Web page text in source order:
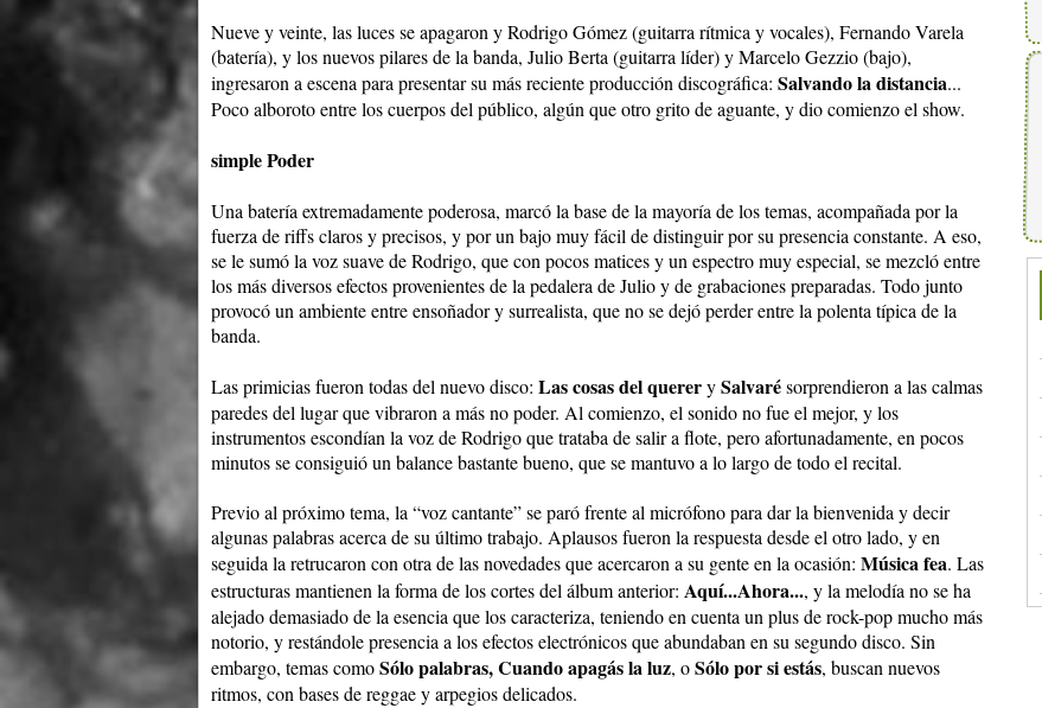
Nueve y veinte, las luces se apagaron y Rodrigo Gómez (guitarra rítmica y vocales), Fernando Varela
(batería), y los nuevos pilares de la banda, Julio Berta (guitarra líder) y Marcelo Gezzio (bajo),
ingresaron a escena para presentar su más reciente producción discográfica: Salvando la distancia...
Poco alboroto entre los cuerpos del público, algún que otro grito de aguante, y dio comienzo el show.
simple Poder
Una batería extremadamente poderosa, marcó la base de la mayoría de los temas, acompañada por la
fuerza de riffs claros y precisos, y por un bajo muy fácil de distinguir por su presencia constante. A eso,
se le sumó la voz suave de Rodrigo, que con pocos matices y un espectro muy especial, se mezcló entre
los más diversos efectos provenientes de la pedalera de Julio y de grabaciones preparadas. Todo junto
provocó un ambiente entre ensoñador y surrealista, que no se dejó perder entre la polenta típica de la
banda.
Las primicias fueron todas del nuevo disco: Las cosas del quererySalvarésorprendieron a las calmas
paredes del lugar que vibraron a más no poder. Al comienzo, el sonido no fue el mejor, y los
instrumentos escondían la voz de Rodrigo que trataba de salir a flote, pero afortunadamente, en pocos
minutos se consiguió un balance bastante bueno, que se mantuvo a lo largo de todo el recital.
Previo al próximo tema, la “voz cantante” se paró frente al micrófono para dar la bienvenida y decir
algunas palabras acerca de su último trabajo. Aplausos fueron la respuesta desde el otro lado, y en
seguida la retrucaron con otra de las novedades que acercaron a su gente en la ocasión: Música fea. Las
estructuras mantienen la forma de los cortes del álbum anterior: Aquí...Ahora..., y la melodía no se ha
alejado demasiado de la esencia que los caracteriza, teniendo en cuenta un plus de rock-pop mucho más
notorio, y restándole presencia a los efectos electrónicos que abundaban en su segundo disco. Sin
embargo, temas comoSólo palabras, Cuando apagás la luz, oSólo por si estás, buscan nuevos
ritmos, con bases de reggae y arpegios delicados.